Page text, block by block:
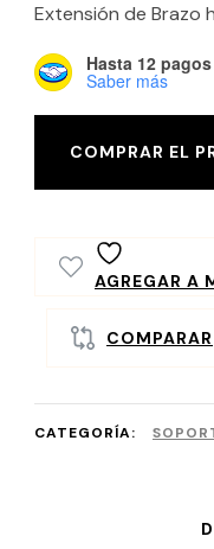
Extensión de Brazo
Hasta 12
Saber más
COMPRAR EL
AGREGAR A
COMPARAR
CATEGORÍA: